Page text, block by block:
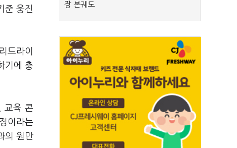
준 웅진
드라이
기에 충
교육 콘
이라는
의 원만
장 본궤도